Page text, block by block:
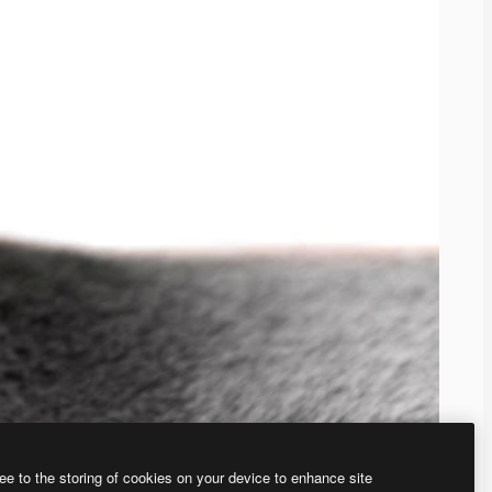
to the storing of cookies on your device to enhance site